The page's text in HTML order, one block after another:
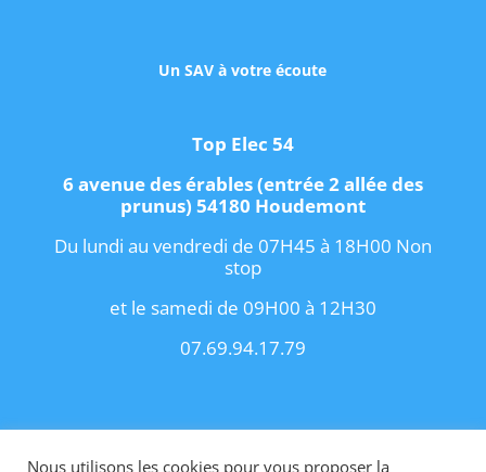
Un SAV à votre écoute
Top Elec 54
6 avenue des érables (entrée 2 allée des
prunus) 54180 Houdemont
Du lundi au vendredi de 07H45 à 18H00 Non
stop
et le samedi de 09H00 à 12H30
07.69.94.17.79
Copyright 2021 IConditions Générales de
VenteIContact
Nous utilisons les cookies pour vous proposer la